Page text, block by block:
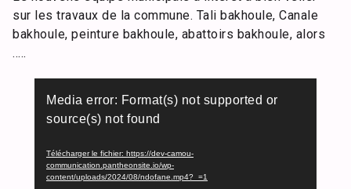
sur les travaux de la commune. Tali bakhoule, Canale
bakhoule, peinture bakhoule, abattoirs bakhoule, alors
…..
vidéo
Media error: Format(s) not supported or
source(s) not found
Télécharger le fichier: https://dev-camou-
communication.pantheonsite.io/wp-
content/uploads/2024/08/ndofane.mp4?_=1